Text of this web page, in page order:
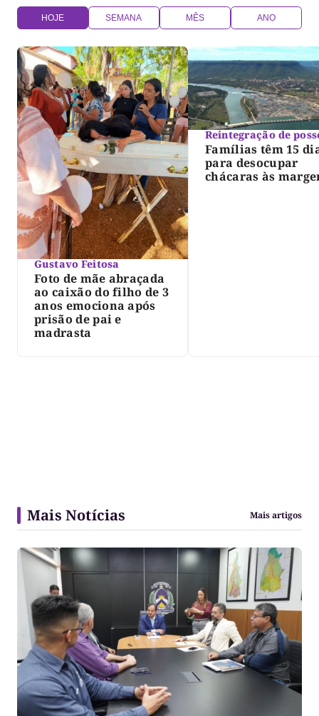
HOJE SEMANA MÊS ANO
Gustavo Feitosa
Foto de mãe abraçada
ao caixão do filho de 3
anos emociona após
prisão de pai e
madrasta
Reintegração de
Famílias têm 15
para desocupar
chácaras às
Mais Notícias Mais artigos